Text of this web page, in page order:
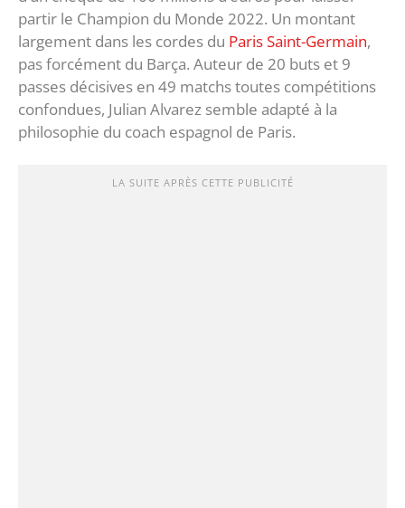
partir le Champion du Monde 2022. Un montant
largement dans les cordes du Paris Saint-Germain,
pas forcément du Barça. Auteur de 20 buts et 9
passes décisives en 49 matchs toutes compétitions
confondues, Julian Alvarez semble adapté à la
philosophie du coach espagnol de Paris.
LA SUITE APRÈS CETTE PUBLICITÉ